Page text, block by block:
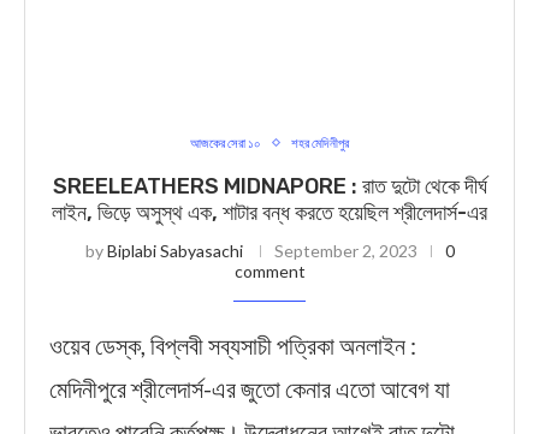
আজকের সেরা ১০ শহর মেদিনীপুর
SREELEATHERS MIDNAPORE : রাত দুটো থেকে দীর্ঘ
লাইন, ভিড়ে অসুস্থ এক, শাটার বন্ধ করতে হয়েছিল শ্রীলেদার্স-এর
byBiplabi Sabyasachi September 2, 2023
0
comment
ওয়েব ডেস্ক, বিপ্লবী সব্যসাচী পত্রিকা অনলাইন :
মেদিনীপুরে শ্রীলেদার্স-এর জুতো কেনার এতো আবেগ যা